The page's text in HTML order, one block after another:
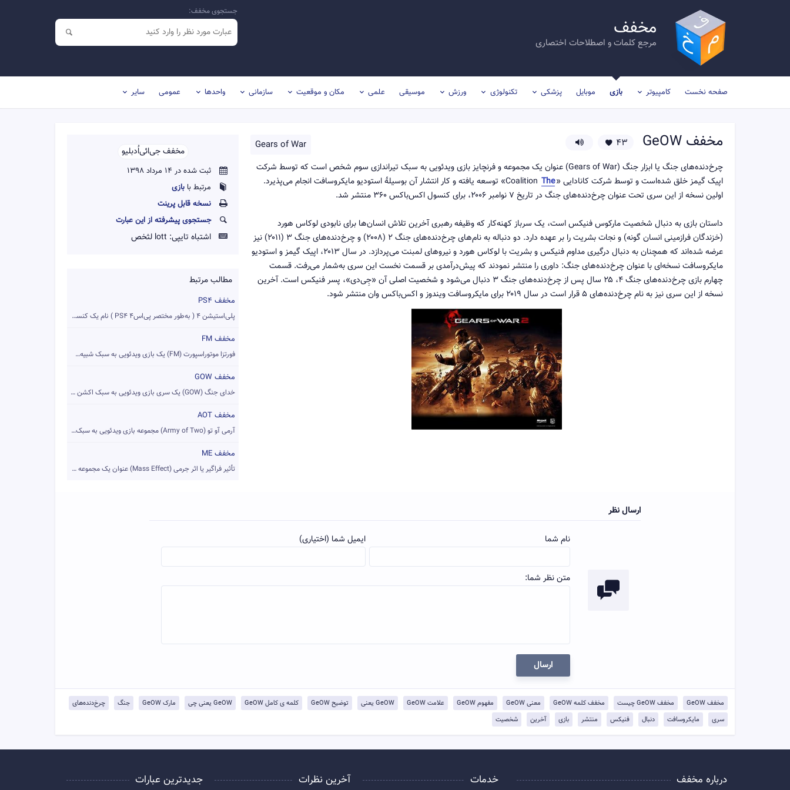
مخفف
مرجع کلمات و اصطلاحات اختصاری
جستجوی مخفف:
صفحه نخست کامپیوتر بازی موبایل پزشکی تکنولوژی ورزش موسیقی علمی مکان و موقعیت سازمانی واحدها عمومی سایر
مخففGeOW
Gears of War 43
چرخ‌دنده‌های جنگ یا ابزار جنگ (Gears of War) عنوان یک مجموعه و فرنچایز بازی ویدئویی به سبک تیراندازی سوم شخص است که توسط شرکت
اپیک گیمز خلق شده‌است و توسط شرکت کانادایی «The
Coalition» توسعه یافته و کار انتشار آن بوسیلهٔ استودیو مایکروسافت انجام می‌پذیرد.
اولین نسخه از این سری تحت عنوان چرخ‌دنده‌های جنگ در تاریخ ۷ نوامبر ۲۰۰۶، برای کنسول اکس‌باکس ۳۶۰ منتشر شد.
داستان بازی به دنبال شخصیت مارکوس فنیکس است، یک سرباز کهنه‌کار که وظیفه رهبری آخرین تلاش انسان‌ها برای نابودی لوکاس هورد
(خزندگان فرازمینی انسان گونه) و نجات بشریت را بر عهده دارد. دو دنباله به نام‌های چرخ‌دنده‌های جنگ ۲ (۲۰۰۸) و چرخ‌دنده‌های جنگ ۳ (۲۰۱۱) نیز
عرضه شده‌اند که همچنان به دنبال درگیری مداوم فنیکس و بشریت با لوکاس هورد و نیروهای لمبنت می‌پردازد. در سال ۲۰۱۳، اپیک گیمز و استودیو
مایکروسافت نسخه‌ای با عنوان چرخ‌دنده‌های جنگ: داوری را منتشر نمودند که پیش‌درآمدی بر قسمت نخست این سری به‌شمار می‌رفت. قسمت
چهارم بازی چرخ‌دنده‌های جنگ ۴، ۲۵ سال پس از چرخ‌دنده‌های جنگ ۳ دنبال می‌شود و شخصیت اصلی آن «جِی‌دی»، پسر فنیکس است. آخرین
نسخه از این سری نیز به نام چرخ‌دنده‌های ۵ قرار است در سال ۲۰۱۹ برای مایکروسافت ویندوز و اکس‌باکس وان منتشر شود.
مخفف جی‌ائی‌اُ‌دبلیو‌‌
ثبت شده در 14 مرداد 1398
مرتبط با بازی
نسخه قابل پرينت
جستجوی پیشرفته از این عبارت
اشتباه تایپی: lott لثخص
مطالب مرتبط
مخفف PS4
پلی‌استیشن ۴ ( به‌طور مختصر پی‌اس۴ PS4 ) نام یک کنسول بازی و...
مخفف FM
فورتزا موتوراسپورت (FM) یک بازی ویدئویی به سبک شبیه‌سازی مسا...
مخفف GOW
خدای جنگ (GOW) یک سری بازی ویدئویی به سبک اکشن ماجرایی که تو...
مخفف AOT
آرمی آو تو (Army of Two) مجموعه بازی ویدئویی به سبک تیرانداز...
مخفف ME
تأثیر فراگیر یا اثر جرمی (Mass Effect) عنوان یک مجموعه بازی ...
ارسال نظر
نام شما ایمیل شما (اختیاری)
متن نظر شما:
ارسال
مخفف GeOW مخفف GeOW چیست مخفف کلمه GeOW معنی GeOW مفهوم GeOW علامت GeOW GeOW یعنی توضيح GeOW کلمه ی کامل GeOW GeOW یعنی چی مارک GeOW جنگ
چرخ‌دنده‌های
سری
مایکروسافت دنبال فنیکس منتشر بازی آخرین شخصیت
درباره مخفف خدمات آخرین نظرات جدیدترین عبارات